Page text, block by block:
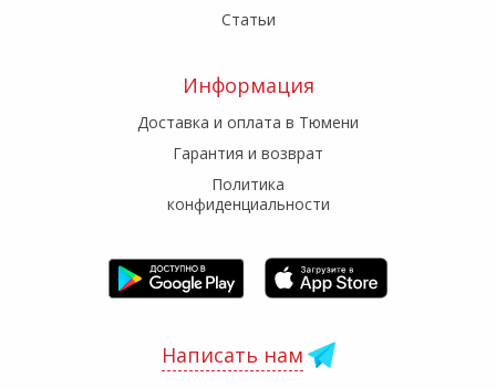
Статьи
Информация
Доставка и оплата в Тюмени
Гарантия и возврат
Политика
конфиденциальности
Написать нам